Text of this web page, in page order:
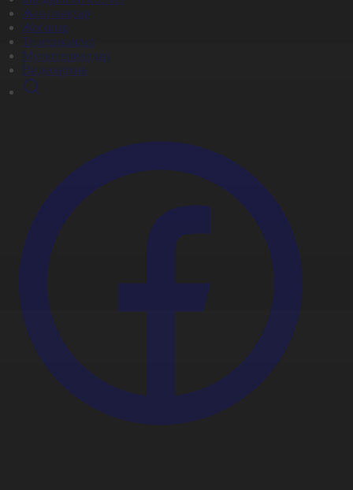
Жаңалықтар
Жобалар
Телехикаялар
Мультсериалдар
Видеоархив